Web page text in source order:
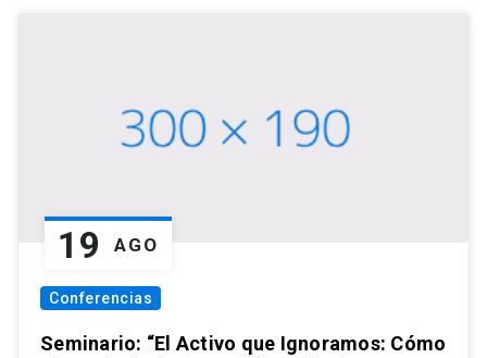
19 AGO
Conferencias
Seminario: “El Activo que Ignoramos: Cómo